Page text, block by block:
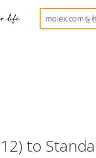
Industrial Cable
to